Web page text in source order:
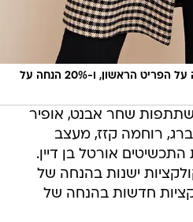
אמריקן וינטג' מציעים 10% הנחה על הפריט הראשון, ו-20% הנחה על
שחר אבנט, אופיר
רוחמה קזז, מעצב
אורטל בן דיין.
ישנות בהנחה של
חדשות בהנחה של